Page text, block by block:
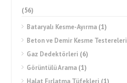
(56)
Bataryalı Kesme-Ayırma (1)
Beton ve Demir Kesme Testereleri
Gaz Dedektörleri (6)
Görüntülü Arama (1)
Halat Fırlatma Tüfekleri (1)